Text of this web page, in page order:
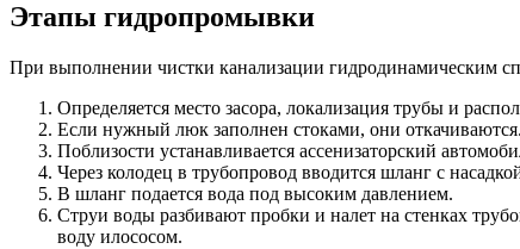
Этапы гидропромывки
При выполнении чистки канализации гидродинамическим
Определяется место засора, локализация трубы и
Если нужный люк заполнен стоками, они откачиваются.
Поблизости устанавливается ассенизаторский
Через колодец в трубопровод вводится шланг с
В шланг подается вода под высоким давлением.
Струи воды разбивают пробки и налет на стенках
воду илососом.